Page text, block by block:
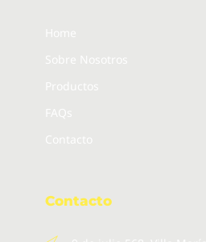
Home
Sobre Nosotros
Productos
FAQs
Contacto
Contacto